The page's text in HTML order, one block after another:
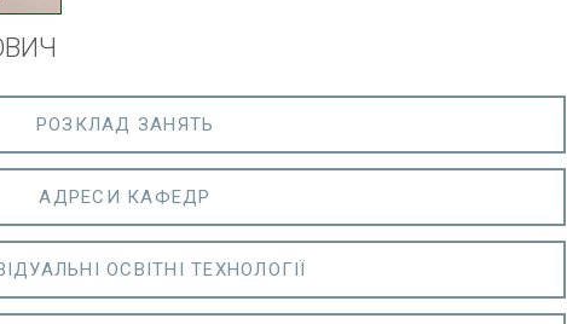
РОЗКЛАД ЗАНЯТЬ
АДРЕСИ КАФЕДР
ОСВІТНІ ТЕХНОЛОГІЇ